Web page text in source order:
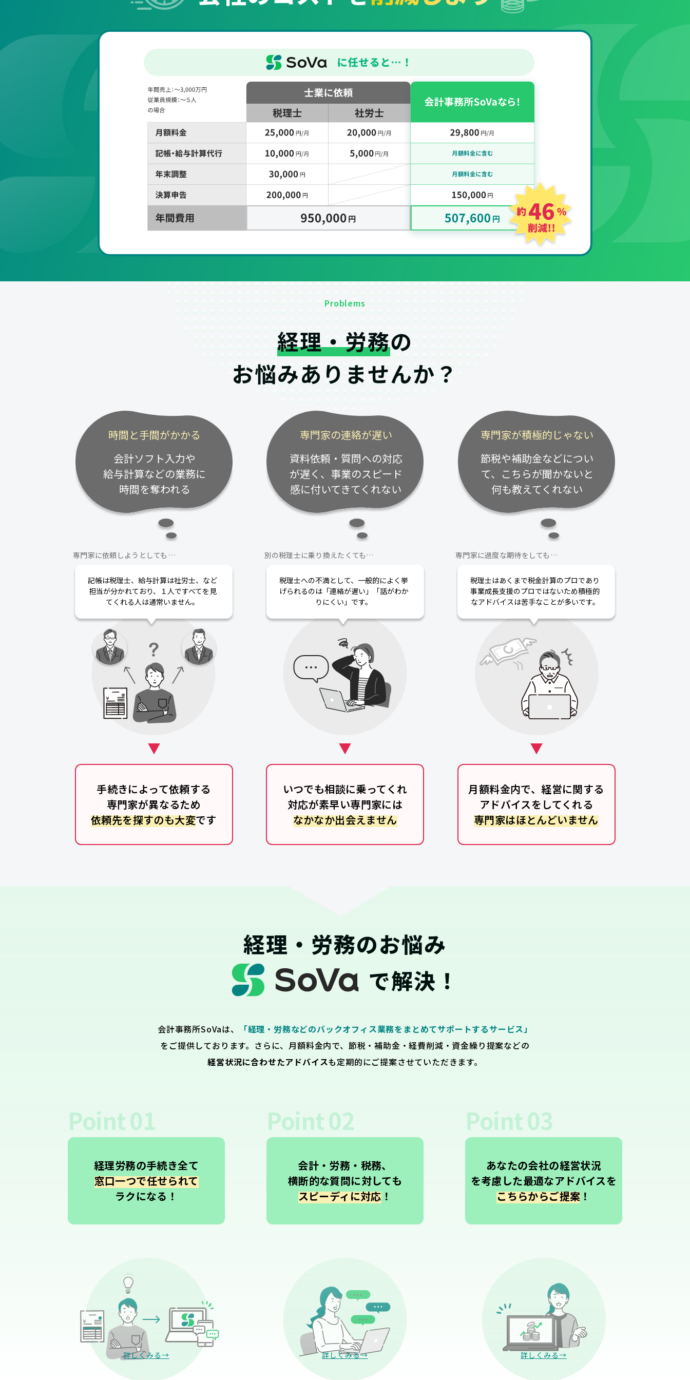
Problems
経理・労務の
お悩みありませんか？
時間と手間がかかる
会計ソフト入力や
給与計算などの業務に
時間を奪われる
専門家に依頼しようとしても…
記帳は税理士、給与計算は社労士、など
担当が分かれており、１人ですべてを見
てくれる人は通常いません。
手続きによって依頼する
専門家が異なるため
依頼先を探すのも大変です
専門家の連絡が遅い
資料依頼・質問への対応
が遅く、事業のスピード
感に付いてきてくれない
別の税理士に乗り換えたくても…
税理士への不満として、一般的によく挙
げられるのは「連絡が遅い」「話がわか
りにくい」です。
いつでも相談に乗ってくれ
対応が素早い専門家には
なかなか出会えません
専門家が積極的じゃない
節税や補助金などについ
て、こちらが聞かないと
何も教えてくれない
専門家に過度な期待をしても…
税理士はあくまで税金計算のプロであり
事業成長支援のプロではないため積極的
なアドバイスは苦手なことが多いです。
月額料金内で、経営に関する
アドバイスをしてくれる
専門家はほとんどいません
経理・労務のお悩み
で解決！
会計事務所SoVaは、
「経理・労務などのバックオフィス業務をまとめてサポートするサービス」
をご提供しております。さらに、月額料金内で、節税・補助金・経費削減・資金繰り提案などの
経営状況に合わせたアドバイスも定期的にご提案させていただきます。
Point01
経理労務の手続き全て
窓口一つで任せられて
ラクになる！
詳しくみる→
Point02
会計・労務・税務、
横断的な質問に対しても
スピーディに対応！
詳しくみる→
Point03
あなたの会社の経営状況
を考慮した最適なアドバイスを
こちらからご提案 ！
詳しくみる→